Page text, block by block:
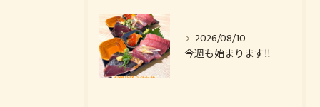
2026/08/10
今週も始まります‼️